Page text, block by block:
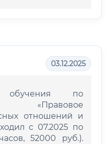
03.12.2025
по
«Правовое
отношений и
с 07.2025 по
52000 руб.).